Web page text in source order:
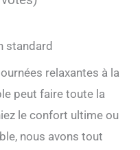
relaxantes à la
peut faire toute la
le confort ultime ou
nous avons tout